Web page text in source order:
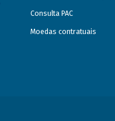
Consulta PAC
Moedas contratuais